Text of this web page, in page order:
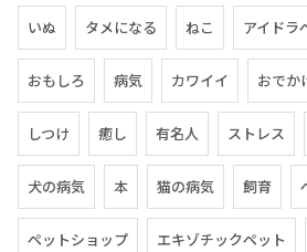
いぬ タメになる ねこ アイドラ
おもしろ 病気 カワイイ おでか
しつけ 癒し 有名人 ストレス
犬の病気 本 猫の病気 飼育
ペットショップ エキゾチックペット